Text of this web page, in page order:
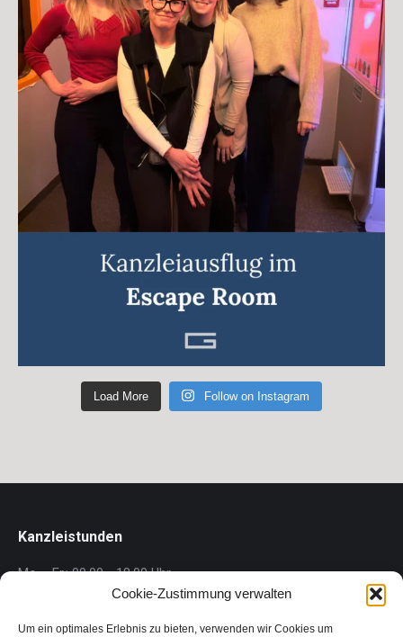
Cookie-Zustimmung verwalten
Um ein optimales Erlebnis zu bieten, verwenden wir Cookies um
Load More Follow on Instagram
Kanzleistunden
Mo. - Fr.: 09.00 - 18.00 Uhr